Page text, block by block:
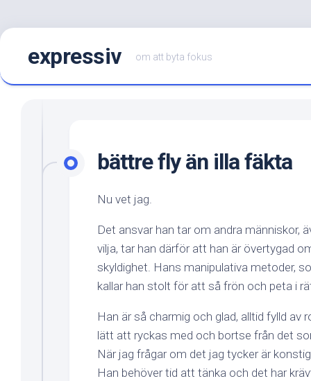
Hoppa
innehållexpressiv om att byta fokus
bättre fly än illa fäkta
Nu vet jag.
Det ansvar han tar om andra människor,
vilja, tar han därför att han är övertygad
skyldighet. Hans manipulativa metoder,
kallar han stolt för att så frön och peta i
Han är så charmig och glad, alltid fylld av
lätt att ryckas med och bortse från det
När jag frågar om det jag tycker är
Han behöver tid att tänka och det har